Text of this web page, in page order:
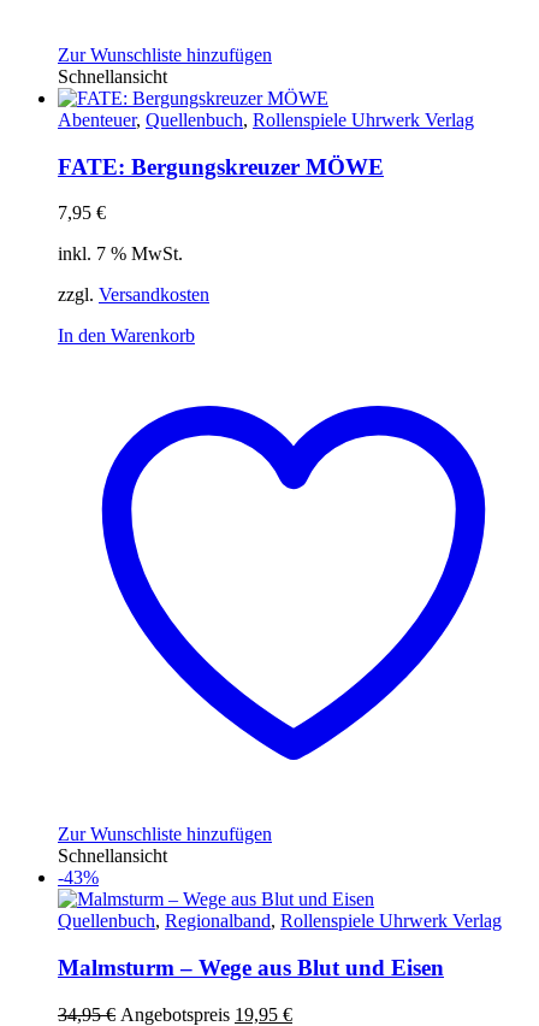
Zur Wunschliste hinzufügen
Schnellansicht
Abenteuer, Quellenbuch, Rollenspiele Uhrwerk Verlag
FATE: Bergungskreuzer MÖWE
7,95 €
inkl. 7 % MwSt.
zzgl. Versandkosten
In den Warenkorb
Zur Wunschliste hinzufügen
Schnellansicht
-43%
Quellenbuch, Regionalband, Rollenspiele Uhrwerk Verlag
Malmsturm – Wege aus Blut und Eisen
34,95€ Ursprünglicher
Angebotspreis 19,95 €Aktueller